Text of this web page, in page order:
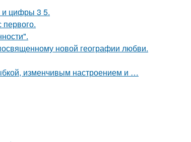
и цифры 3 5.
новой географии любви.
изменчивым настроением и …